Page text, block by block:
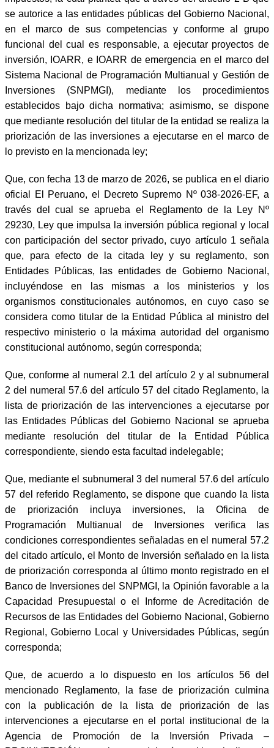
se autorice a las entidades públicas del Gobierno Nacional,
en el marco de sus competencias y conforme al grupo
funcional del cual es responsable, a ejecutar proyectos de
inversión, IOARR, e IOARR de emergencia en el marco del
Sistema Nacional de Programación Multianual y Gestión de
Inversiones (SNPMGI), mediante los procedimientos
establecidos bajo dicha normativa; asimismo, se dispone
que mediante resolución del titular de la entidad se realiza la
priorización de las inversiones a ejecutarse en el marco de
lo previsto en la mencionada ley;
Que, con fecha 13 de marzo de 2026, se publica en el diario
oficial El Peruano, el Decreto Supremo Nº 038-2026-EF, a
través del cual se aprueba el Reglamento de la Ley Nº
29230, Ley que impulsa la inversión pública regional y local
con participación del sector privado, cuyo artículo 1 señala
que, para efecto de la citada ley y su reglamento, son
Entidades Públicas, las entidades de Gobierno Nacional,
incluyéndose en las mismas a los ministerios y los
organismos constitucionales autónomos, en cuyo caso se
considera como titular de la Entidad Pública al ministro del
respectivo ministerio o la máxima autoridad del organismo
constitucional autónomo, según corresponda;
Que, conforme al numeral 2.1 del artículo 2 y al subnumeral
2 del numeral 57.6 del artículo 57 del citado Reglamento, la
lista de priorización de las intervenciones a ejecutarse por
las Entidades Públicas del Gobierno Nacional se aprueba
mediante resolución del titular de la Entidad Pública
correspondiente, siendo esta facultad indelegable;
Que, mediante el subnumeral 3 del numeral 57.6 del artículo
57 del referido Reglamento, se dispone que cuando la lista
de priorización incluya inversiones, la Oficina de
Programación Multianual de Inversiones verifica las
condiciones correspondientes señaladas en el numeral 57.2
del citado artículo, el Monto de Inversión señalado en la lista
de priorización corresponda al último monto registrado en el
Banco de Inversiones del SNPMGI, la Opinión favorable a la
Capacidad Presupuestal o el Informe de Acreditación de
Recursos de las Entidades del Gobierno Nacional, Gobierno
Regional, Gobierno Local y Universidades Públicas, según
corresponda;
Que, de acuerdo a lo dispuesto en los artículos 56 del
mencionado Reglamento, la fase de priorización culmina
con la publicación de la lista de priorización de las
intervenciones a ejecutarse en el portal institucional de la
Agencia de Promoción de la Inversión Privada –